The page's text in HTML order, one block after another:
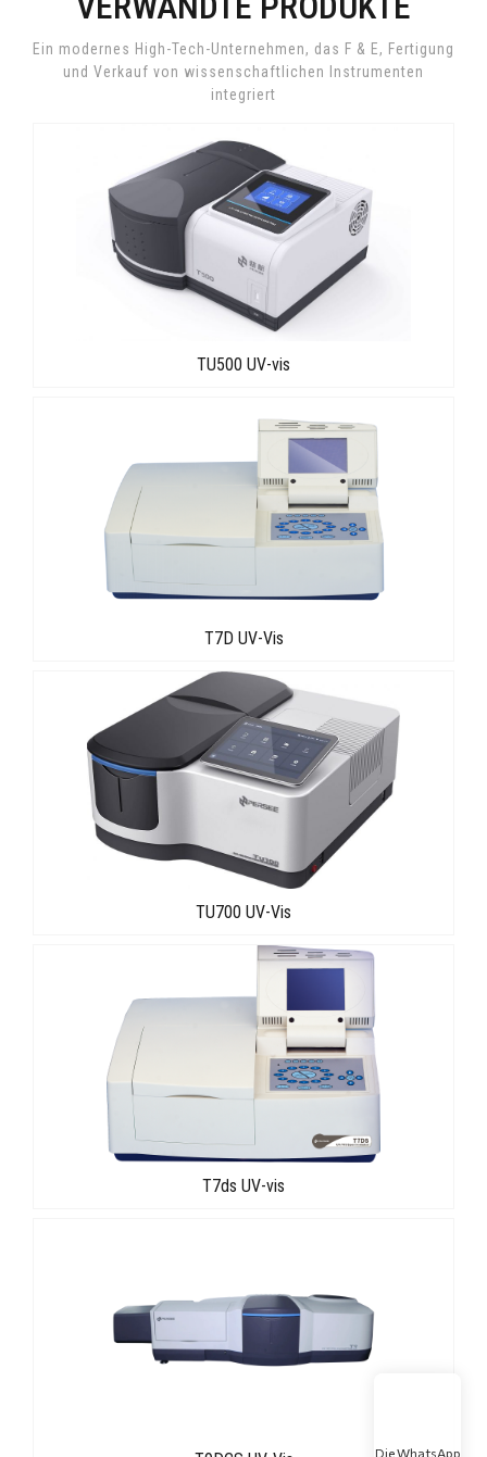
Ein modernes High-Tech-Unternehmen, das F & E, Fertigung
und Verkauf von wissenschaftlichen Instrumenten
integriert
TU500 UV-vis
T7D UV-Vis
TU700 UV-Vis
T7ds UV-vis
Die WhatsApp